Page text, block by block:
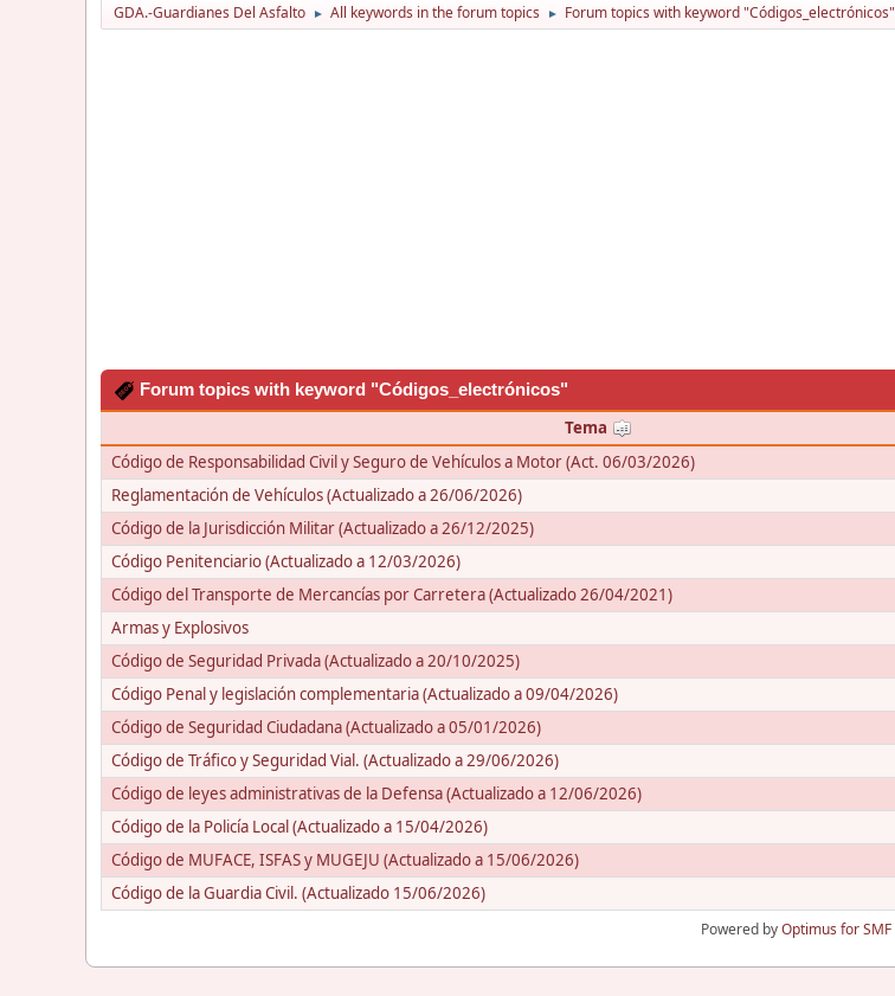
GDA.-Guardianes Del Asfalto ► All keywords in the forum topics ► Forum topics with keyword "Códigos_electrónicos"
Forum topics with keyword "Códigos_electrónicos"
Tema
Código de Responsabilidad Civil y Seguro de Vehículos a Motor (Act. 06/03/2026)
Reglamentación de Vehículos (Actualizado a 26/06/2026)
Código de la Jurisdicción Militar (Actualizado a 26/12/2025)
Código Penitenciario (Actualizado a 12/03/2026)
Código del Transporte de Mercancías por Carretera (Actualizado 26/04/2021)
Armas y Explosivos
Código de Seguridad Privada (Actualizado a 20/10/2025)
Código Penal y legislación complementaria (Actualizado a 09/04/2026)
Código de Seguridad Ciudadana (Actualizado a 05/01/2026)
Código de Tráfico y Seguridad Vial. (Actualizado a 29/06/2026)
Código de leyes administrativas de la Defensa (Actualizado a 12/06/2026)
Código de la Policía Local (Actualizado a 15/04/2026)
Código de MUFACE, ISFAS y MUGEJU (Actualizado a 15/06/2026)
Código de la Guardia Civil. (Actualizado 15/06/2026)
Powered byOptimus for SMF